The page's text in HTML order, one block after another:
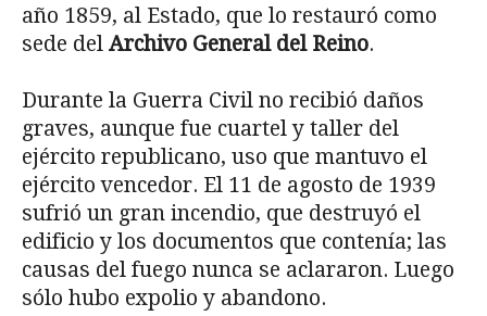
año 1859, al Estado, que lo restauró como
sede del Archivo General del Reino.
Durante la Guerra Civil no recibió daños
graves, aunque fue cuartel y taller del
ejército republicano, uso que mantuvo el
ejército vencedor. El 11 de agosto de 1939
sufrió un gran incendio, que destruyó el
edificio y los documentos que contenía; las
causas del fuego nunca se aclararon. Luego
sólo hubo expolio y abandono.